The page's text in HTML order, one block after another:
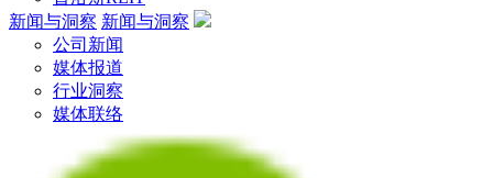
新闻与洞察 新闻与洞察
公司新闻
媒体报道
行业洞察
媒体联络